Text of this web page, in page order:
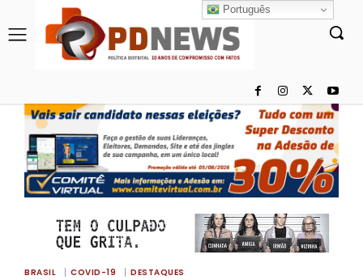
BRASIL COVID-19 DESTAQUES
Português